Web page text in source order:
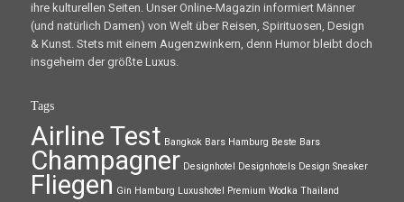
ihre kulturellen Seiten. Unser Online-Magazin informiert Männer
(und natürlich Damen) von Welt über Reisen, Spirituosen, Design
& Kunst. Stets mit einem Augenzwinkern, denn Humor bleibt doch
insgeheim der größte Luxus.
Tags
Airline Test Bangkok Bars Hamburg Beste Bars
Champagner Designhotel Designhotels Design Sneaker
Fliegen Gin Hamburg Luxushotel Premium Wodka Thailand